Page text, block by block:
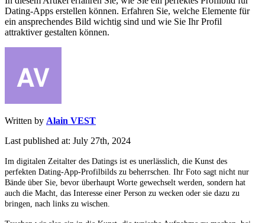
Dating-Apps erstellen können. Erfahren Sie, welche Elemente für
ein ansprechendes Bild wichtig sind und wie Sie Ihr Profil
attraktiver gestalten können.
Written by Alain VEST
Last published at: July 27th, 2024
Im digitalen Zeitalter des Datings ist es unerlässlich, die Kunst des
perfekten Dating-App-Profilbilds zu beherrschen. Ihr Foto sagt nicht nur
Bände über Sie, bevor überhaupt Worte gewechselt werden, sondern hat
auch die Macht, das Interesse einer Person zu wecken oder sie dazu zu
bringen, nach links zu wischen.